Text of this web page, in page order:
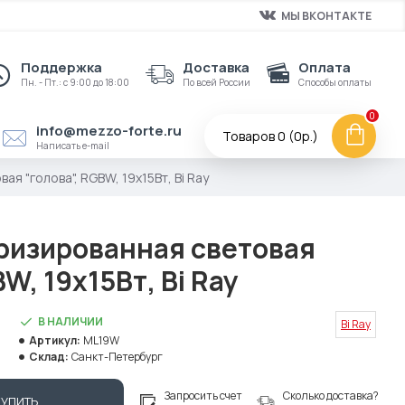
МЫ ВКОНТАКТЕ
Поддержка
Пн. - Пт.: с 9:00 до 18:00
Доставка
По всей России
Оплата
Способы оплаты
info@mezzo-forte.ru
Написать e-mail
Товаров 0 (0р.)
0
"голова", RGBW, 19х15Вт, Bi Ray
световая
19х15Вт, Bi Ray
В НАЛИЧИИ
Артикул: ML19W
Склад: Санкт-Петербург
Bi Ray
Запросить счет Сколько доставка?